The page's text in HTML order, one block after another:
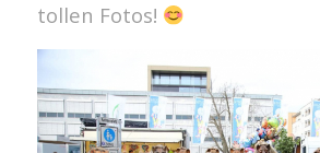
tollen Fotos!